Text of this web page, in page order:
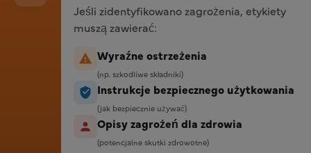
Jeśli zidentyfikowano zagrożenia, etykiety
muszą zawierać:
Wyraźne ostrzeżenia
(np. szkodliwe składniki)
Instrukcje bezpiecznego użytkowania
(jak bezpiecznie używać)
Opisy zagrożeń dla zdrowia
(potencjalne skutki zdrowotne)